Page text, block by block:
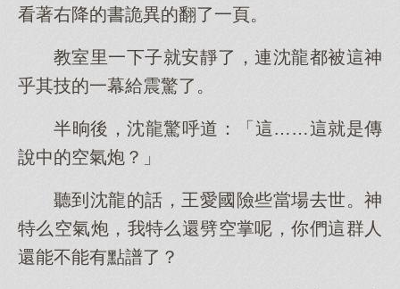
看著右降的書詭異的翻了一頁。
教室里一下子就安靜了，連沈龍都被這神
乎其技的一幕給震驚了。
半晌後，沈龍驚呼道：「這……這就是傳
說中的空氣炮？」
聽到沈龍的話，王愛國險些當場去世。神
特么空氣炮，我特么還劈空掌呢，你們這群人
還能不能有點譜了？